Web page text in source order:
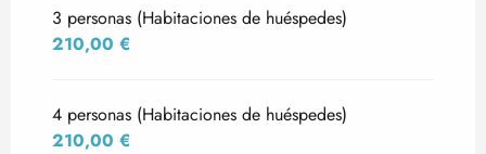
3 personas (Habitaciones de huéspedes)
210,00 €
4 personas (Habitaciones de huéspedes)
210,00 €